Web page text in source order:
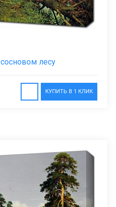
лесу
КУПИТЬ В 1 КЛИК